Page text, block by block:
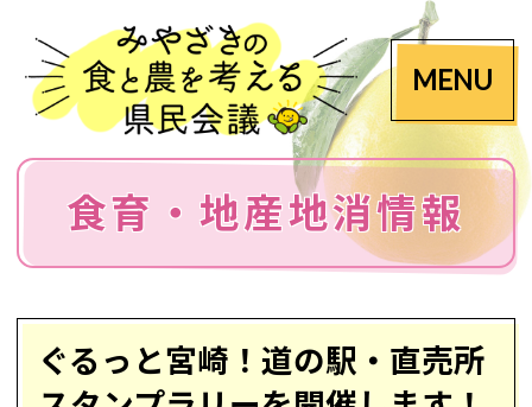
MENU
食育・地産地消情報
ぐるっと宮崎！道の駅・直売所